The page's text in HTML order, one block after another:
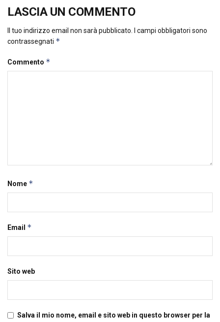
LASCIA UN COMMENTO
Il tuo indirizzo email non sarà pubblicato.
I campi obbligatori sono
contrassegnati *
Commento *
Nome *
Email *
Sito web
Salva il mio nome, email e sito web in questo browser per la